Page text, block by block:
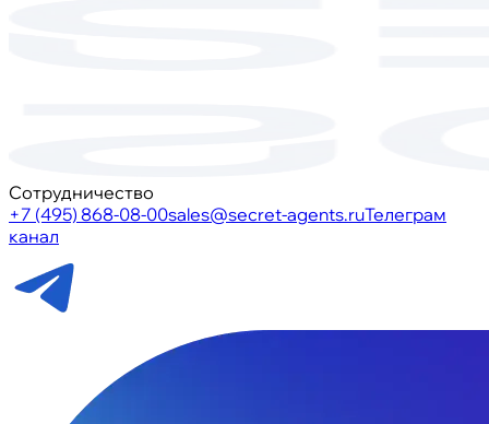
Сотрудничество
+7 (495) 868-08-00sales@secret-agents.ruТелеграм
канал